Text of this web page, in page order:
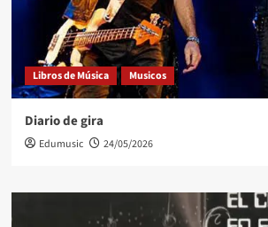
Libros de Música Musicos
Diario de gira
Edumusic 24/05/2026